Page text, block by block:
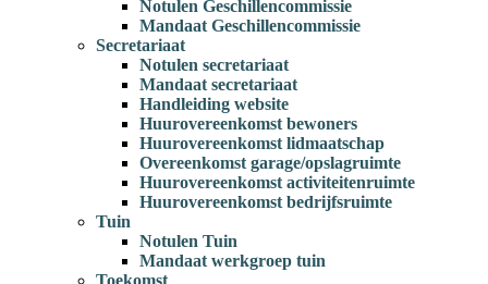
Notulen Geschillencommissie
Mandaat Geschillencommissie
Secretariaat
Notulen secretariaat
Mandaat secretariaat
Handleiding website
Huurovereenkomst bewoners
Huurovereenkomst lidmaatschap
Overeenkomst garage/opslagruimte
Huurovereenkomst activiteitenruimte
Huurovereenkomst bedrijfsruimte
Tuin
Notulen Tuin
Mandaat werkgroep tuin
Toekomst